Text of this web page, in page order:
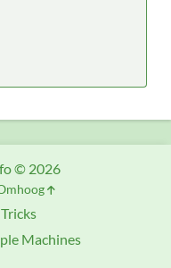
Machines
© 2026